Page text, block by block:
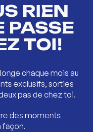
RIEN
PASSE
TOI!
chaque mois au
exclusifs, sorties
pas de chez toi.
des moments
façon.